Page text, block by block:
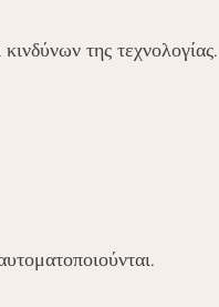
της τεχνολογίας.